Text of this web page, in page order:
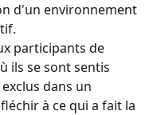
d'un environnement
participants de
ils se sont sentis
dans un
à ce qui a fait la